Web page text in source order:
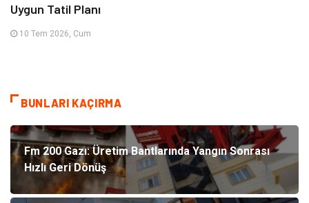
Uygun Tatil Planı
10 Tem 2026, Cum
BUNLARI KAÇIRMA
Fm 200 Gazı: Üretim Bantlarında Yangın Sonrası
Hızlı Geri Dönüş